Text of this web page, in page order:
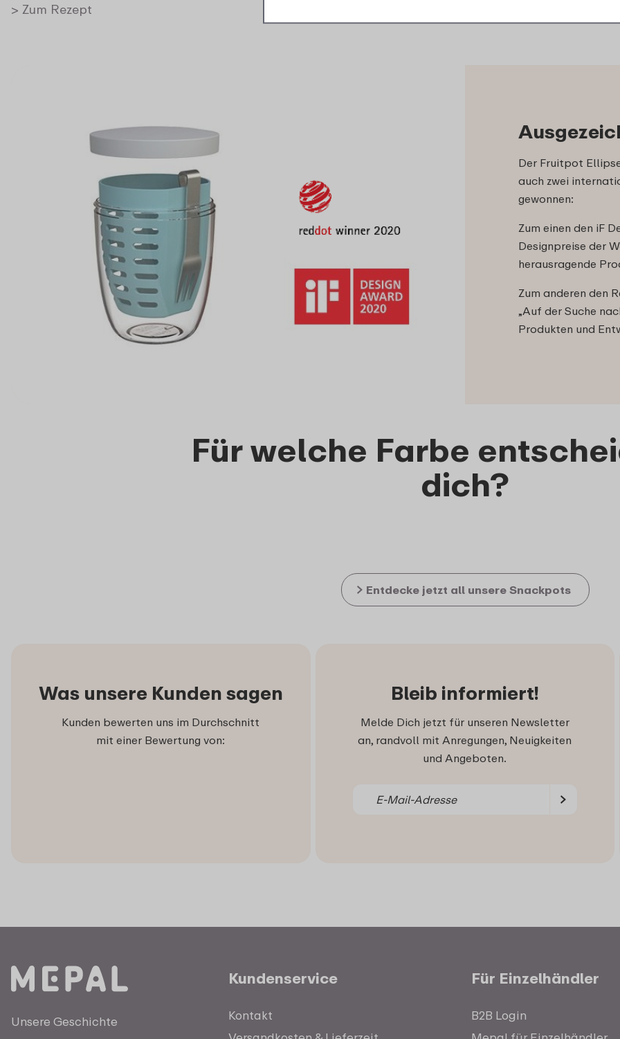
> Zum Rezept
Der Fruitpot
auch zwei
gewonnen:
Zum einen den iF
Designpreise der
herausragende
Zum anderen den
„Auf der Suche
Produkten und
Für welche Farbe
dich?
Entdecke jetzt all unsere Snackpots
Was unsere Kunden sagen
Kunden bewerten uns im Durchschnitt
mit einer Bewertung von:
Bleib informiert!
Melde Dich jetzt für unseren Newsletter
an, randvoll mit Anregungen, Neuigkeiten
und Angeboten.
Unsere Geschichte
Kundenservice
Kontakt
Für Einzelhändler
B2B Login